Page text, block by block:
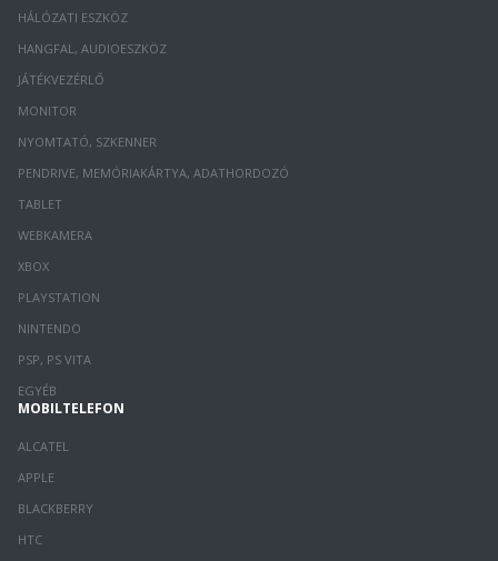
HÁLÓZATI ESZKÖZ
HANGFAL, AUDIOESZKÖZ
JÁTÉKVEZÉRLŐ
MONITOR
NYOMTATÓ, SZKENNER
PENDRIVE, MEMÓRIAKÁRTYA, ADATHORDOZÓ
TABLET
WEBKAMERA
XBOX
PLAYSTATION
NINTENDO
PSP, PS VITA
EGYÉB
MOBILTELEFON
ALCATEL
APPLE
BLACKBERRY
HTC